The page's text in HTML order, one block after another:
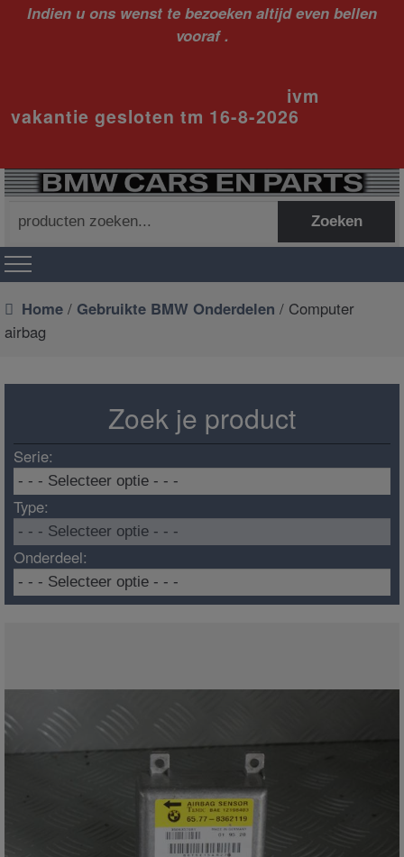
Indien u ons wenst te bezoeken altijd even bellen
vooraf .
ivm
vakantie gesloten tm 16-8-2026
naar:
Zoeken
Home / Gebruikte BMW Onderdelen / Computer
airbag
Zoek je product
Serie:
Type:
Onderdeel: